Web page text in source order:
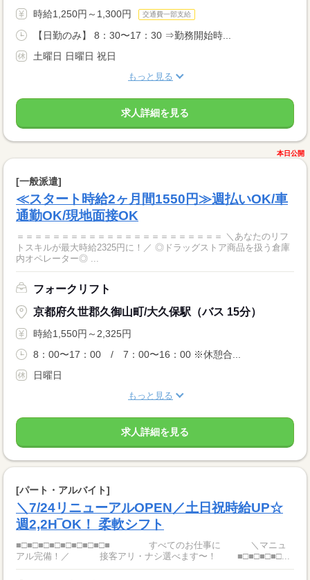
時給1,250円～1,300円 交通費一部支給
【日勤のみ】 8：30〜17：30 ⇒勤務開始時...
土曜日 日曜日 祝日
もっと見る
求人詳細を見る
本日公開
[一般派遣]
≪スタート時給2ヶ月間1550円≫週払いOK/車
通勤OK/現地面接OK
＝＝＝＝＝＝＝＝＝＝＝＝＝＝＝＝＝＝＝＝＝＝＝ ＼あなたのリフ
トスキルが最大時給2325円に！／ ◎ドラッグストア商品を扱う倉庫
内オペレーター◎ ...
フォークリフト
京都府久世郡久御山町/大久保駅（バス 15分）
時給1,550円～2,325円
8：00〜17：00 / 7：00〜16：00 ※休憩合...
日曜日
もっと見る
求人詳細を見る
[パート・アルバイト]
＼7/24リニューアルOPEN／土日祝時給UP☆
週2,2H‾OK！ 柔軟シフト
■□■□■□■□■□■□■□■□■ すべてのお仕事に ＼マニュ
アル完備！／ 接客アリ・ナシ選べます〜！ ■□■□■□■□...